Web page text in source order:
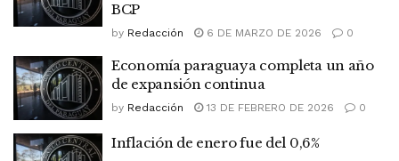
BCP
by Redacción 6 DE MARZO DE 2026 0
Economía paraguaya completa un año
de expansión continua
by Redacción 13 DE FEBRERO DE 2026 0
Inflación de enero fue del 0,6%